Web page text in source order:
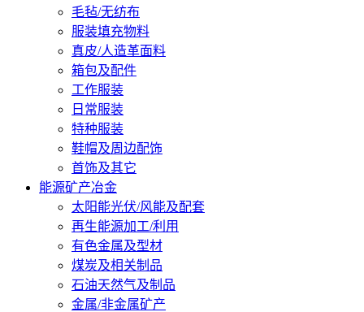
毛毡/无纺布
服装填充物料
真皮/人造革面料
箱包及配件
工作服装
日常服装
特种服装
鞋帽及周边配饰
首饰及其它
能源矿产冶金
太阳能光伏/风能及配套
再生能源加工/利用
有色金属及型材
煤炭及相关制品
石油天然气及制品
金属/非金属矿产